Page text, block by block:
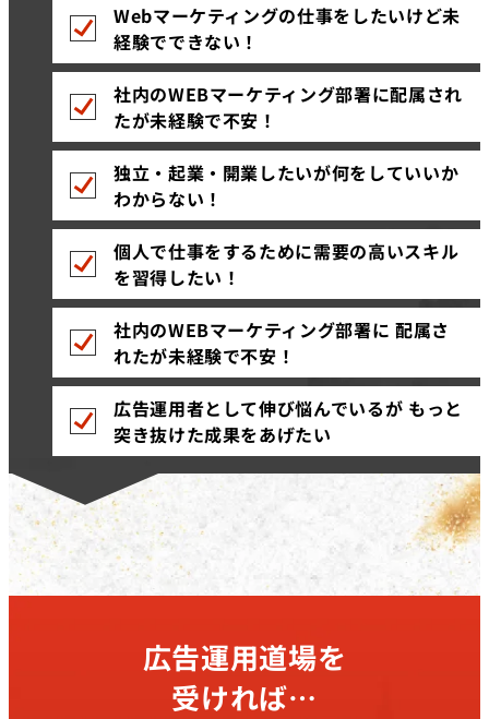
Webマーケティングの仕事をしたいけど未
経験でできない！
社内のWEBマーケティング部署に配属され
たが未経験で不安！
独立・起業・開業したいが何をしていいか
わからない！
個人で仕事をするために需要の高いスキル
を習得したい！
社内のWEBマーケティング部署に 配属さ
れたが未経験で不安！
広告運用者として伸び悩んでいるが もっと
突き抜けた成果をあげたい
広告運用道場を
受ければ…